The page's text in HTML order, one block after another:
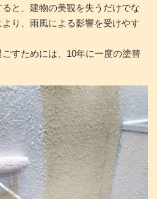
と、建物の美観を失うだけでな
り、雨風による影響を受けやす
すためには、10年に一度の塗替